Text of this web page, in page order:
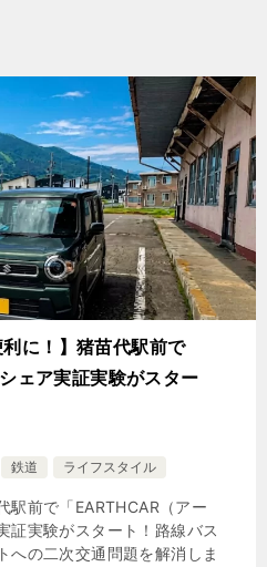
利に！】猪苗代駅前で
ェア実証実験がスター
鉄道 ライフスタイル
駅前で「EARTHCAR（アー
証実験がスタート！路線バス
への二次交通問題を解消しま